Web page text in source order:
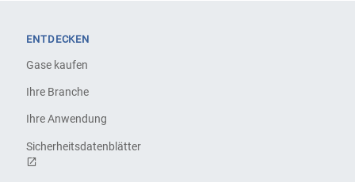
ENTDECKEN
Gase kaufen
Ihre Branche
Ihre Anwendung
Sicherheitsdatenblätter